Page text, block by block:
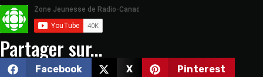
Partager sur...
Facebook X Pinterest